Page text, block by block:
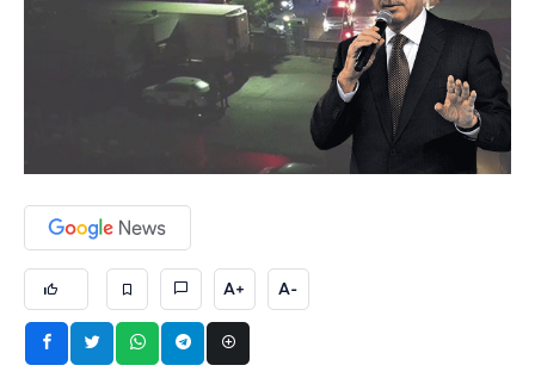
A+ A-